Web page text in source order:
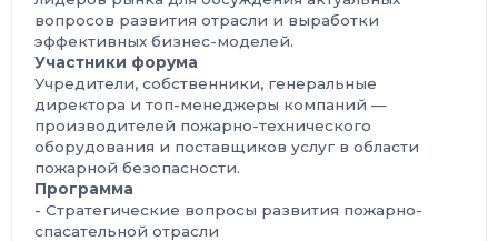
вопросов развития отрасли и выработки
эффективных бизнес-моделей.
Участники форума
Учредители, собственники, генеральные
директора и топ-менеджеры компаний —
производителей пожарно-технического
оборудования и поставщиков услуг в области
пожарной безопасности.
Программа
- Стратегические вопросы развития пожарно-
спасательной отрасли